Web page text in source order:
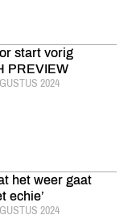
start vorig
PREVIEW
2024
het weer gaat
echie’
2024